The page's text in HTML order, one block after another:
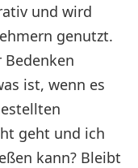
und wird
genutzt.
ist, wenn es
geht und ich
kann? Bleibt